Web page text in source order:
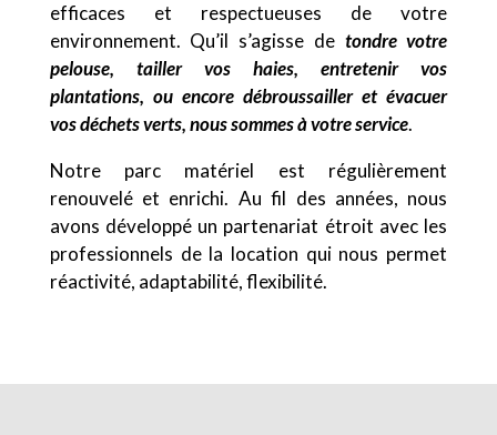
efficaces et respectueuses de votre
environnement. Qu’il s’agisse de tondre votre
pelouse, tailler vos haies, entretenir vos
plantations, ou encore débroussailler et évacuer
vos déchets verts, nous sommes à votre service.
Notre parc matériel est régulièrement
renouvelé et enrichi. Au fil des années, nous
avons développé un partenariat étroit avec les
professionnels de la location qui nous permet
réactivité, adaptabilité, flexibilité.